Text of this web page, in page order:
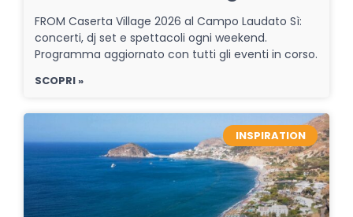
FROM Caserta Village 2026 al Campo Laudato Sì:
concerti, dj set e spettacoli ogni weekend.
Programma aggiornato con tutti gli eventi in corso.
SCOPRI »
INSPIRATION